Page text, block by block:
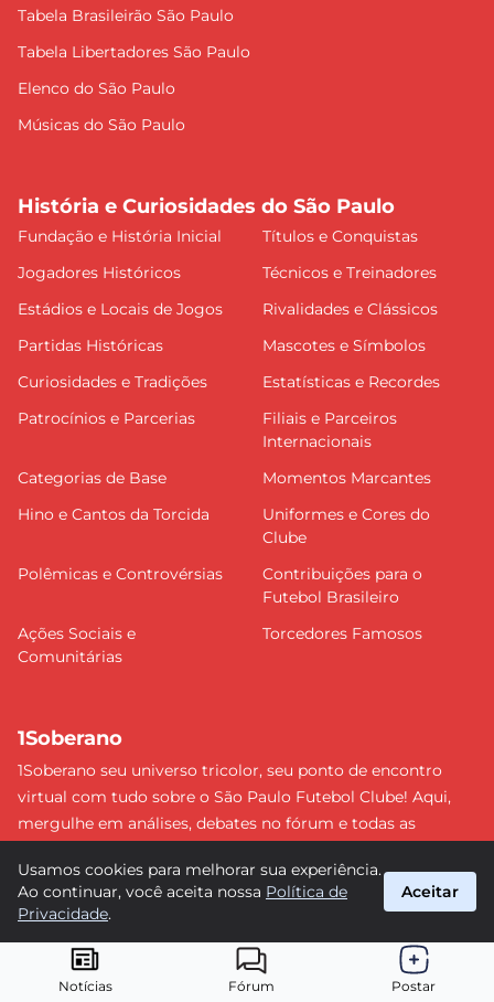
Notícias Fórum Postar
Tabela Brasileirão São Paulo
Tabela Libertadores São Paulo
Elenco do São Paulo
Músicas do São Paulo
História e Curiosidades do São Paulo
Fundação e História Inicial
Títulos e Conquistas
Jogadores Históricos
Técnicos e Treinadores
Estádios e Locais de Jogos
Rivalidades e Clássicos
Partidas Históricas
Mascotes e Símbolos
Curiosidades e Tradições
Estatísticas e Recordes
Patrocínios e Parcerias
Filiais e Parceiros
Internacionais
Categorias de Base
Momentos Marcantes
Hino e Cantos da Torcida
Uniformes e Cores do
Clube
Polêmicas e Controvérsias
Contribuições para o
Futebol Brasileiro
Ações Sociais e
Comunitárias
Torcedores Famosos
1Soberano
1Soberano seu universo tricolor, seu ponto de encontro
virtual com tudo sobre o São Paulo Futebol Clube! Aqui,
mergulhe em análises, debates no fórum e todas as
detalhe e faça parte dessa comunidade apaixonada pelo
tricolor paulista. #SPFC #SãoPaulo #1Soberano
© 2026 1Soberano. Todos os direitos reservados.
Usamos cookies para melhorar sua experiência.
Ao continuar, você aceita nossa Política de
Privacidade.
Aceitar